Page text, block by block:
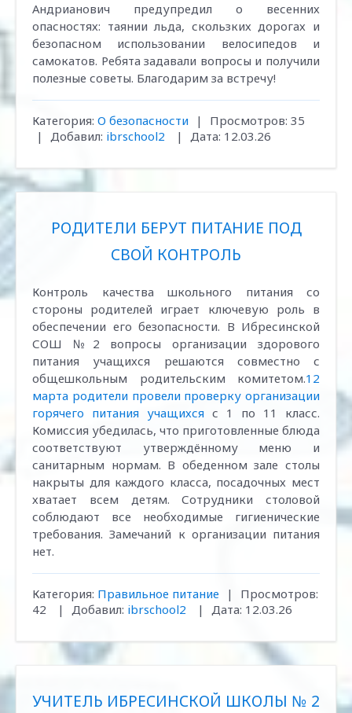
Андрианович предупредил о весенних
опасностях: таянии льда, скользких дорогах и
безопасном использовании велосипедов и
самокатов. Ребята задавали вопросы и получили
полезные советы. Благодарим за встречу!
Категория: О безопасности | Просмотров: 35
|
Добавил: ibrschool2 | Дата: 12.03.26
РОДИТЕЛИ БЕРУТ ПИТАНИЕ ПОД
СВОЙ КОНТРОЛЬ
Контроль качества школьного питания со
стороны родителей играет ключевую роль в
обеспечении его безопасности. В Ибресинской
СОШ №2 вопросы организации здорового
питания учащихся решаются совместно с
общешкольным родительским комитетом.12
марта родители провели проверку организации
горячего питания учащихся с 1 по 11 класс.
Комиссия убедилась, что приготовленные блюда
соответствуют утверждённому меню и
санитарным нормам. В обеденном зале столы
накрыты для каждого класса, посадочных мест
хватает всем детям. Сотрудники столовой
соблюдают все необходимые гигиенические
требования. Замечаний к организации питания
нет.
Категория: Правильное питание |
Просмотров:
42
| Добавил: ibrschool2 | Дата: 12.03.26
УЧИТЕЛЬ ИБРЕСИНСКОЙ ШКОЛЫ № 2